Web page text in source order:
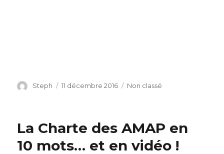
Auteur
Steph
Publié
11 décembre 2016 Catégories
Non classé
La Charte des AMAP en
10 mots… et en vidéo !